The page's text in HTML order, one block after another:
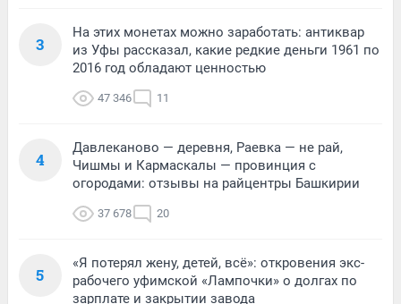
3
На этих монетах можно заработать: антиквар
из Уфы рассказал, какие редкие деньги 1961 по
2016 год обладают ценностью
47 346 11
4
Давлеканово — деревня, Раевка — не рай,
Чишмы и Кармаскалы — провинция с
огородами: отзывы на райцентры Башкирии
37 678 20
5
«Я потерял жену, детей, всё»: откровения экс-
рабочего уфимской «Лампочки» о долгах по
зарплате и закрытии завода